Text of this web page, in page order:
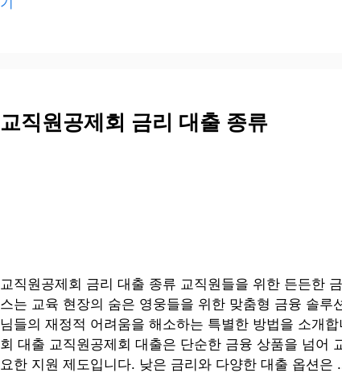
교직원공제회 금리 대출 종류
교직원공제회 금리 대출 종류 교직원들을 위한 든든한
스는 교육 현장의 숨은 영웅들을 위한 맞춤형 금융 솔루
님들의 재정적 어려움을 해소하는 특별한 방법을 소개
회 대출 교직원공제회 대출은 단순한 금융 상품을 넘어
요한 지원 제도입니다. 낮은 금리와 다양한 대출 옵션은